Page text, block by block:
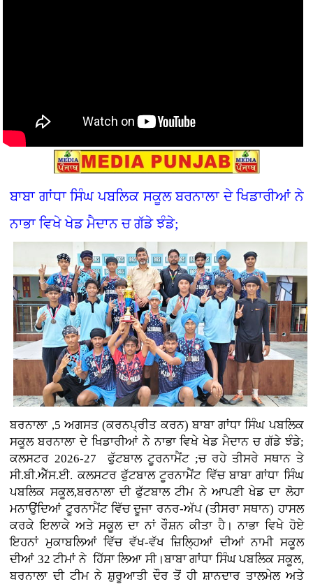
ਬਾਬਾ ਗਾਂਧਾ ਸਿੰਘ ਪਬਲਿਕ ਸਕੂਲ ਬਰਨਾਲਾ ਦੇ ਖਿਡਾਰੀਆਂ ਨੇ
ਨਾਭਾ ਵਿਖੇ ਖੇਡ ਮੈਦਾਨ ਚ ਗੱਡੇ ਝੰਡੇ;
ਬਰਨਾਲਾ ,5 ਅਗਸਤ (ਕਰਨਪ੍ਰੀਤ ਕਰਨ) ਬਾਬਾ ਗਾਂਧਾ ਸਿੰਘ ਪਬਲਿਕ
ਸਕੂਲ ਬਰਨਾਲਾ ਦੇ ਖਿਡਾਰੀਆਂ ਨੇ ਨਾਭਾ ਵਿਖੇ ਖੇਡ ਮੈਦਾਨ ਚ ਗੱਡੇ ਝੰਡੇ;
ਕਲਸਟਰ 2026-27 ਫੁੱਟਬਾਲ ਟੂਰਨਾਮੈਂਟ ;ਚ ਰਹੇ ਤੀਸਰੇ ਸਥਾਨ ਤੇ
ਸੀ.ਬੀ.ਐੱਸ.ਈ. ਕਲਸਟਰ ਫੁੱਟਬਾਲ ਟੂਰਨਾਮੈਂਟ ਵਿੱਚ ਬਾਬਾ ਗਾਂਧਾ ਸਿੰਘ
ਪਬਲਿਕ ਸਕੂਲ,ਬਰਨਾਲਾ ਦੀ ਫੁੱਟਬਾਲ ਟੀਮ ਨੇ ਆਪਣੀ ਖੇਡ ਦਾ ਲੋਹਾ
ਮਨਾਉਂਦਿਆਂ ਟੂਰਨਾਮੈਂਟ ਵਿੱਚ ਦੂਜਾ ਰਨਰ-ਅੱਪ (ਤੀਸਰਾ ਸਥਾਨ) ਹਾਸਲ
ਕਰਕੇ ਇਲਾਕੇ ਅਤੇ ਸਕੂਲ ਦਾ ਨਾਂ ਰੌਸ਼ਨ ਕੀਤਾ ਹੈ। ਨਾਭਾ ਵਿਖੇ ਹੋਏ
ਇਹਨਾਂ ਮੁਕਾਬਲਿਆਂ ਵਿੱਚ ਵੱਖ-ਵੱਖ ਜ਼ਿਲ੍ਹਿਆਂ ਦੀਆਂ ਨਾਮੀ ਸਕੂਲ
ਦੀਆਂ 32 ਟੀਮਾਂ ਨੇ ਹਿੱਸਾ ਲਿਆ ਸੀ।ਬਾਬਾ ਗਾਂਧਾ ਸਿੰਘ ਪਬਲਿਕ ਸਕੂਲ,
ਬਰਨਾਲਾ ਦੀ ਟੀਮ ਨੇ ਸ਼ੁਰੂਆਤੀ ਦੌਰ ਤੋਂ ਹੀ ਸ਼ਾਨਦਾਰ ਤਾਲਮੇਲ ਅਤੇ